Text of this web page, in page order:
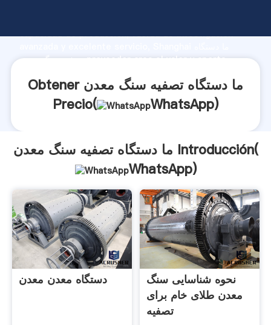
capacidad de producción, fuerza de investigación
تصفیه سنگ معدن proveedor crea el valor y aporta
Obtener ما دستگاه تصفیه سنگ معدن
Precio(
WhatsApp)
ما دستگاه تصفیه سنگ معدن Introducción(
WhatsApp)
دستگاه معدن معدن
نحوه شناسایی سنگ
معدن طلای خام برای
تصفیه